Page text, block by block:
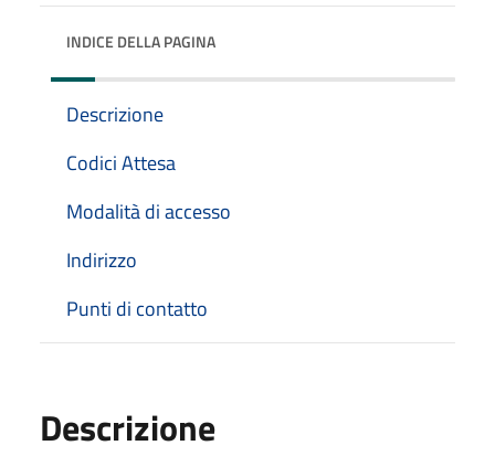
INDICE DELLA PAGINA
Descrizione
Codici Attesa
Modalità di accesso
Indirizzo
Punti di contatto
Descrizione